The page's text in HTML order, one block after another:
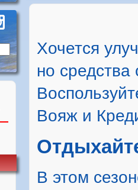
Хочется
но
Вояж и
В этом